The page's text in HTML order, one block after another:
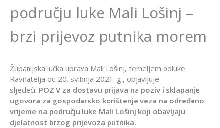
području luke Mali Lošinj –
brzi prijevoz putnika morem
Županijska lučka uprava Mali Lošinj, temeljem odluke
Ravnatelja od 20. svibnja 2021. g., objavljuje
sljedeći: POZIV za dostavu prijava na poziv i sklapanje
ugovora za gospodarsko korištenje veza na određeno
vrijeme na području luke Mali Lošinj koji obavljaju
djelatnost brzog prijevoza putnika.